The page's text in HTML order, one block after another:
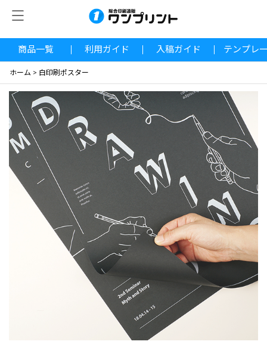
商品一覧 利用ガイド 入稿ガイド テンプレ
ホーム > 白印刷ポスター